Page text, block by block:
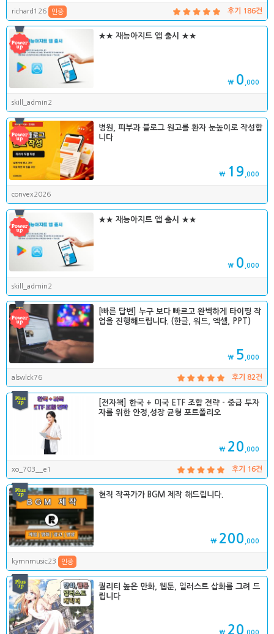
richard126 인증 후기 186건
★★ 재능아지트 앱 출시 ★★
₩ 0 ,000
skill_admin2
병원, 피부과 블로그 원고를 환자 눈높이로 작성합
니다
₩ 19 ,000
convex2026
★★ 재능아지트 앱 출시 ★★
₩ 0 ,000
skill_admin2
[빠른 답변] 누구 보다 빠르고 완벽하게 타이핑 작
업을 진행해드립니다. (한글, 워드, 엑셀, PPT)
₩ 5 ,000
alswlck76 후기 82건
[전자책] 한국 + 미국 ETF 조합 전략 - 중급 투자
자를 위한 안정,성장 균형 포트폴리오
₩ 20 ,000
xo_703__e1 후기 16건
현직 작곡가가 BGM 제작 해드립니다.
₩ 200 ,000
kyrnnmusic23 인증
퀄리티 높은 만화, 웹툰, 일러스트 삽화를 그려 드
립니다
₩ 20 ,000